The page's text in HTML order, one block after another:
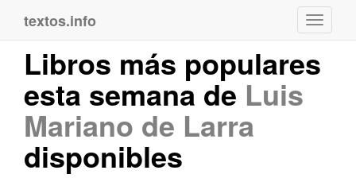
textos.info
Libros más populares
esta semana de Luis
Mariano de Larra
disponibles